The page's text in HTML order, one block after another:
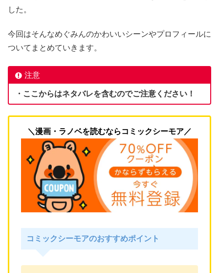
した。
今回はそんなめぐみんのかわいいシーンやプロフィールに
ついてまとめていきます。
注意
・ここからはネタバレを含むのでご注意ください！
＼漫画・ラノベを読むならコミックシーモア／
コミックシーモアのおすすめポイント